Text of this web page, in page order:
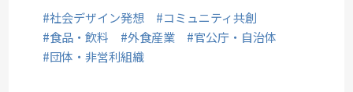
#社会デザイン発想
#コミュニティ共創
#食品・飲料
#外食産業
#官公庁・自治体
#団体・非営利組織